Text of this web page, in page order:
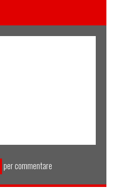
per commentare